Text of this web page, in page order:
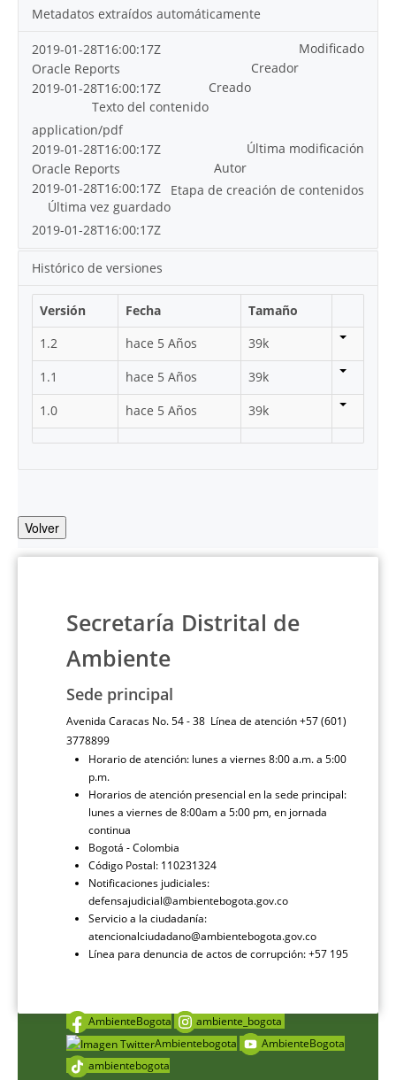
Metadatos extraídos automáticamente
Modificado
2019-01-28T16:00:17Z
Creador
Oracle Reports
Creado
2019-01-28T16:00:17Z
Texto del contenido
application/pdf
Última modificación
2019-01-28T16:00:17Z
Autor
Oracle Reports
Etapa de creación de contenidos
2019-01-28T16:00:17Z
Última vez guardado
2019-01-28T16:00:17Z
Histórico de versiones
Versión Fecha
Tamaño
1.2
hace 5 Años
39k
1.1
hace 5 Años
39k
1.0
hace 5 Años 39k
Volver
Secretaría Distrital de
Ambiente
Sede principal
Avenida Caracas No. 54 - 38 Línea de atención +57 (601)
3778899
Horario de atención: lunes a viernes 8:00 a.m. a 5:00
p.m.
Horarios de atención presencial en la sede principal:
lunes a viernes de 8:00am a 5:00 pm, en jornada
continua
Bogotá - Colombia
Código Postal: 110231324
Notificaciones judiciales:
defensajudicial@ambientebogota.gov.co
Servicio a la ciudadanía:
atencionalciudadano@ambientebogota.gov.co
Línea para denuncia de actos de corrupción: +57 195
AmbienteBogota
ambiente_bogota
Ambientebogota
AmbienteBogota
ambientebogota